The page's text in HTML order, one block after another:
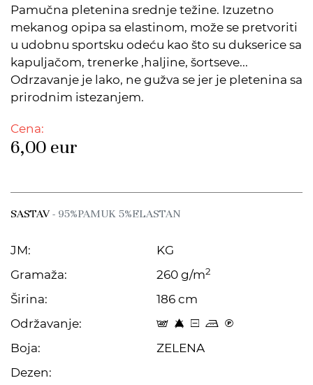
Pamučna pletenina srednje težine. Izuzetno
mekanog opipa sa elastinom, može se pretvoriti
u udobnu sportsku odeću kao što su dukserice sa
kapuljačom, trenerke ,haljine, šortseve...
Odrzavanje je lako, ne gužva se jer je pletenina sa
prirodnim istezanjem.
Cena:
6,00 eur
SASTAV- 95%PAMUK 5%ELASTAN
JM:
KG
Gramaža:
260 g/m2
Širina:
186 cm
Održavanje:
t 8 a p C
Boja:
ZELENA
Dezen: